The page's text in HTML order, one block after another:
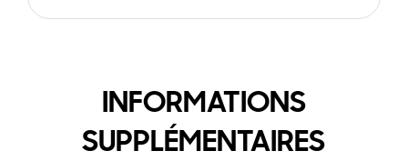
INFORMATIONS
SUPPLÉMENTAIRES